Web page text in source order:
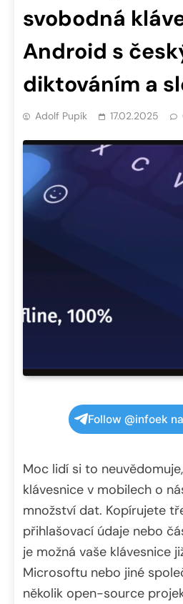
svobodná
Android s
diktováním a
Adolf Pupík 17.02.2025
Follow @infoek
Moc lidí si to
klávesnice v mobilech o
množství dat. Kopírujete
přihlašovací údaje nebo
je možná vaše klávesnice
Microsoftu nebo jiné
několik open-source